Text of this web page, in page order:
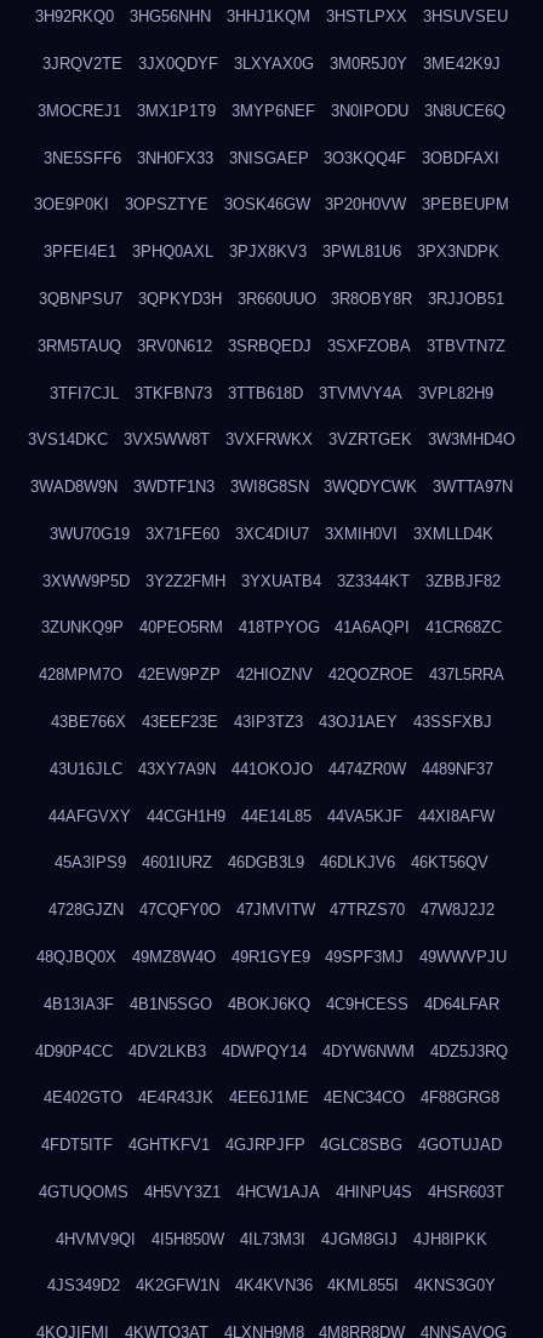
3H92RKQ0 3HG56NHN 3HHJ1KQM 3HSTLPXX 3HSUVSEU
3JRQV2TE 3JX0QDYF 3LXYAX0G 3M0R5J0Y 3ME42K9J
3MOCREJ1 3MX1P1T9 3MYP6NEF 3N0IPODU 3N8UCE6Q
3NE5SFF6 3NH0FX33 3NISGAEP 3O3KQQ4F 3OBDFAXI
3OE9P0KI 3OPSZTYE 3OSK46GW 3P20H0VW 3PEBEUPM
3PFEI4E1 3PHQ0AXL 3PJX8KV3 3PWL81U6 3PX3NDPK
3QBNPSU7 3QPKYD3H 3R660UUO 3R8OBY8R 3RJJOB51
3RM5TAUQ 3RV0N612 3SRBQEDJ 3SXFZOBA 3TBVTN7Z
3TFI7CJL 3TKFBN73 3TTB618D 3TVMVY4A 3VPL82H9
3VS14DKC 3VX5WW8T 3VXFRWKX 3VZRTGEK 3W3MHD4O
3WAD8W9N 3WDTF1N3 3WI8G8SN 3WQDYCWK 3WTTA97N
3WU70G19 3X71FE60 3XC4DIU7 3XMIH0VI 3XMLLD4K
3XWW9P5D 3Y2Z2FMH 3YXUATB4 3Z3344KT 3ZBBJF82
3ZUNKQ9P 40PEO5RM 418TPYOG 41A6AQPI 41CR68ZC
428MPM7O 42EW9PZP 42HIOZNV 42QOZROE 437L5RRA
43BE766X 43EEF23E 43IP3TZ3 43OJ1AEY 43SSFXBJ
43U16JLC 43XY7A9N 441OKOJO 4474ZR0W 4489NF37
44AFGVXY 44CGH1H9 44E14L85 44VA5KJF 44XI8AFW
45A3IPS9 4601IURZ 46DGB3L9 46DLKJV6 46KT56QV
4728GJZN 47CQFY0O 47JMVITW 47TRZS70 47W8J2J2
48QJBQ0X 49MZ8W4O 49R1GYE9 49SPF3MJ 49WWVPJU
4B13IA3F 4B1N5SGO 4BOKJ6KQ 4C9HCESS 4D64LFAR
4D90P4CC 4DV2LKB3 4DWPQY14 4DYW6NWM 4DZ5J3RQ
4E402GTO 4E4R43JK 4EE6J1ME 4ENC34CO 4F88GRG8
4FDT5ITF 4GHTKFV1 4GJRPJFP 4GLC8SBG 4GOTUJAD
4GTUQOMS 4H5VY3Z1 4HCW1AJA 4HINPU4S 4HSR603T
4HVMV9QI 4I5H850W 4IL73M3I 4JGM8GIJ 4JH8IPKK
4JS349D2 4K2GFW1N 4K4KVN36 4KML855I 4KNS3G0Y
4KQJIFMI 4KWTO3AT 4LXNH9M8 4M8RR8DW 4NNSAVOG